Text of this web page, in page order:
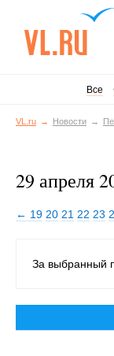
Все
VL.ru Новости
29 апреля
← 19 20 21 22 23
За выбранный